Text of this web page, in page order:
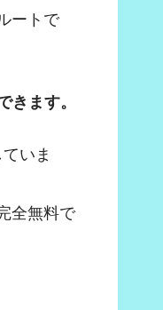
ートで
きます。
いま
全無料で